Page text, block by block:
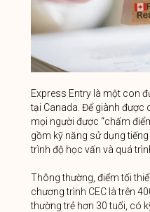
Express Entry là một con
tại Canada. Để giành được
mọi người được “chấm
gồm kỹ năng sử dụng
trình độ học vấn và quá
Thông thường, điểm tối
chương trình CEC là trên
thường trẻ hơn 30 tuổi, có